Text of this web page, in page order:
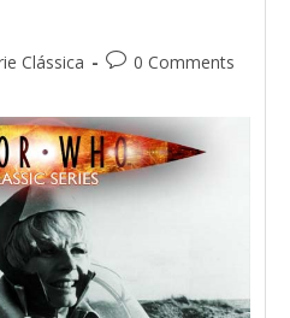
Clássica 0 Comments